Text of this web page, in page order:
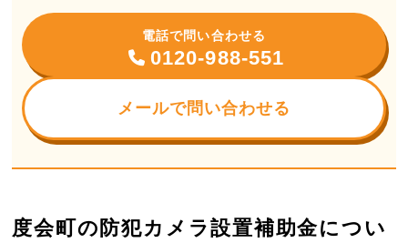
電話で問い合わせる
0120-988-551
メールで問い合わせる
度会町の防犯カメラ設置補助金につい